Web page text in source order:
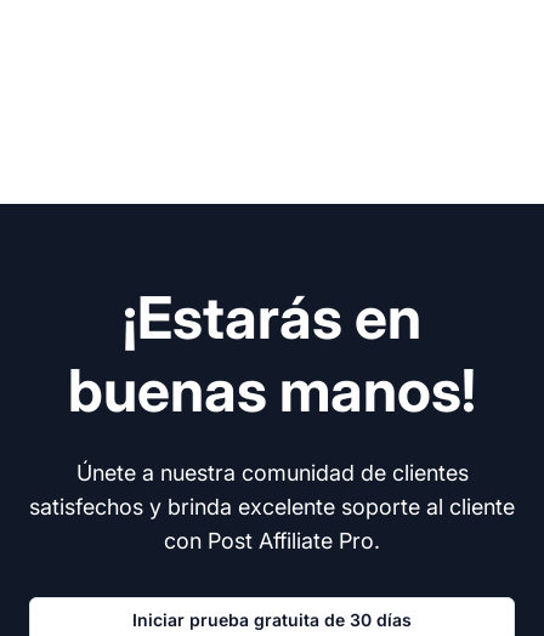
¡Estarás en
buenas manos!
Únete a nuestra comunidad de clientes
satisfechos y brinda excelente soporte al cliente
con Post Affiliate Pro.
Iniciar prueba gratuita de 30 días